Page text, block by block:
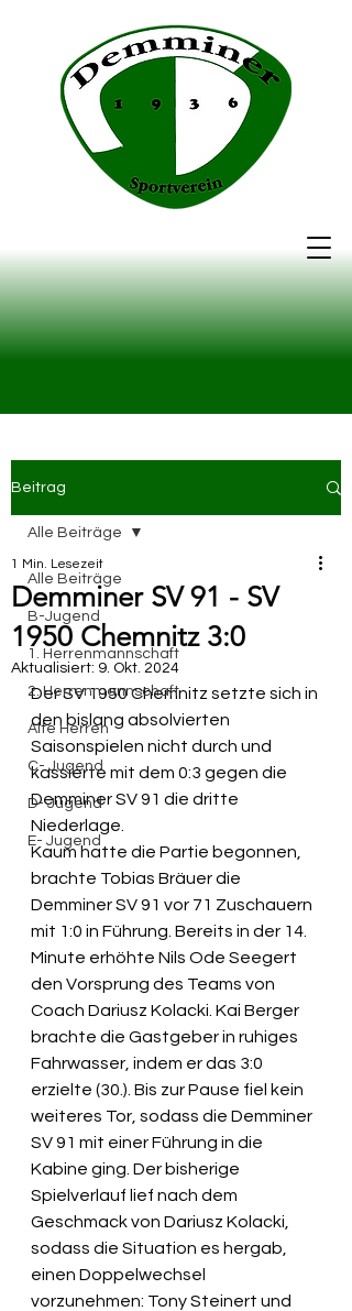
Beitrag
Alle Beiträge
B-Jugend
1. Herrenmannschaft
2. Herrenmannschaft
Alte Herren
C- Jugend
D- Jugend
E- Jugend
Alle Beiträge
Demminer SV 91 - SV
1950 Chemnitz 3:0
1 Min. Lesezeit
Aktualisiert: 9. Okt. 2024
Der SV 1950 Chemnitz setzte sich in
den bislang absolvierten
Saisonspielen nicht durch und
kassierte mit dem 0:3 gegen die
Demminer SV 91 die dritte
Niederlage.
Kaum hatte die Partie begonnen,
brachte Tobias Bräuer die
Demminer SV 91 vor 71 Zuschauern
mit 1:0 in Führung. Bereits in der 14.
Minute erhöhte Nils Ode Seegert
den Vorsprung des Teams von
Coach Dariusz Kolacki. Kai Berger
brachte die Gastgeber in ruhiges
Fahrwasser, indem er das 3:0
erzielte (30.). Bis zur Pause fiel kein
weiteres Tor, sodass die Demminer
SV 91 mit einer Führung in die
Kabine ging. Der bisherige
Spielverlauf lief nach dem
Geschmack von Dariusz Kolacki,
sodass die Situation es hergab,
einen Doppelwechsel
vorzunehmen: Tony Steinert und